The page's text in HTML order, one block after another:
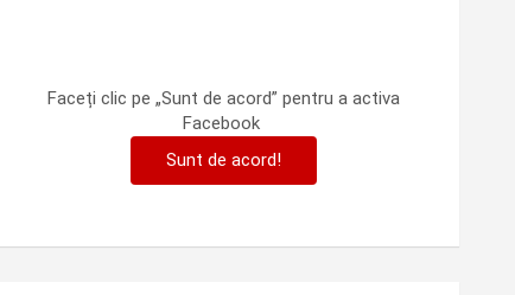
Faceți clic pe „Sunt de acord” pentru a activa
Facebook
Sunt de acord!